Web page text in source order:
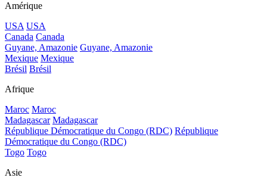
Amérique
USA USA
Canada Canada
Guyane, Amazonie Guyane, Amazonie
Mexique Mexique
Brésil Brésil
Afrique
Maroc Maroc
Madagascar Madagascar
République Démocratique du Congo (RDC) République
Démocratique du Congo (RDC)
Togo Togo
Asie